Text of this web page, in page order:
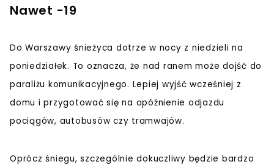
Nawet -19
Do Warszawy śnieżyca dotrze w nocy z niedzieli na
poniedziałek. To oznacza, że nad ranem może dojść do
paraliżu komunikacyjnego. Lepiej wyjść wcześniej z
domu i przygotować się na opóźnienie odjazdu
pociągów, autobusów czy tramwajów.
Oprócz śniegu, szczególnie dokuczliwy będzie bardzo